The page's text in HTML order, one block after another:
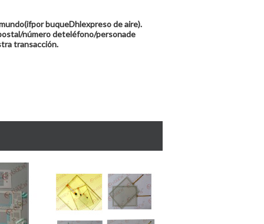
buqueDhlexpreso de aire).
número deteléfono/personade
transacción.